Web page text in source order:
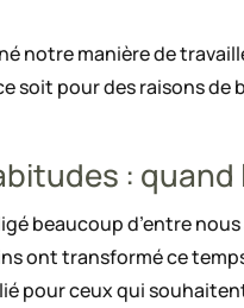
notre manière de
soit pour des raisons
:
beaucoup d’entre
ont transformé ce
pour ceux qui